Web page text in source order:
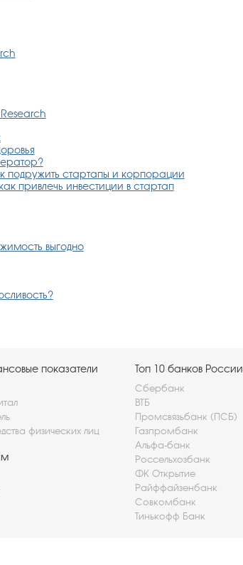
подружить стартапы и корпорации
привлечь инвестиции в стартап
выгодно
показатели
физических лиц
Топ 10 банков России
Сбербанк
ВТБ
Промсвязьбанк (ПСБ)
Газпромбанк
Альфа-банк
Россельхозбанк
ФК Открытие
Райффайзенбанк
Совкомбанк
Тинькофф Банк